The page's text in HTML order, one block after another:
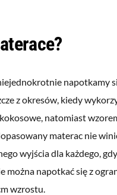
napotkamy
z okresów, kiedy
natomiast
materac nie
wyjścia dla każdego,
można napotkać się z
wzrostu.